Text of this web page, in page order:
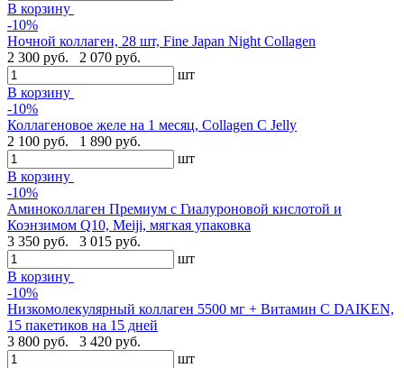
В корзину
-10%
Ночной коллаген, 28 шт, Fine Japan Night Collagen
2 300 руб.
2 070 руб.
шт
В корзину
-10%
Коллагеновое желе на 1 месяц, Collagen C Jelly
2 100 руб.
1 890 руб.
шт
В корзину
-10%
Аминоколлаген Премиум c Гиалуроновой кислотой и
Коэнзимом Q10, Meiji, мягкая упаковка
3 350 руб.
3 015 руб.
шт
В корзину
-10%
Низкомолекулярный коллаген 5500 мг + Витамин C DAIKEN,
15 пакетиков на 15 дней
3 800 руб.
3 420 руб.
шт